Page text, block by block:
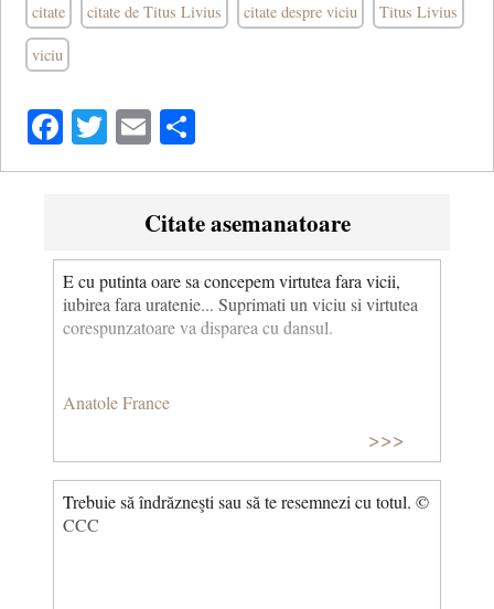
citate citate de Titus Livius citate despre viciu Titus Livius
viciu
Facebook
Twitter
Email
Citate asemanatoare
E cu putinta oare sa concepem virtutea fara vicii,
iubirea fara uratenie... Suprimati un viciu si virtutea
corespunzatoare va disparea cu dansul.
Anatole France
>>>
Trebuie să îndrăzneşti sau să te resemnezi cu totul. ©
CCC